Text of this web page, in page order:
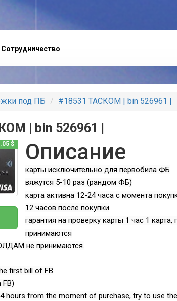
Сотрудничество
под ПБ #18531 ТАСКОМ | bin 526961 |
| bin 526961 |
$ Описание
карты исключительно для первобила ФБ
вяжутся 5-10 раз (рандом ФБ)
карта активна 12-24 часа с момента
12 часов после покупки
гарантия на проверку карты 1 час 1
принимаются
не принимаются.
first bill of FB
hours from the moment of purchase, try to use